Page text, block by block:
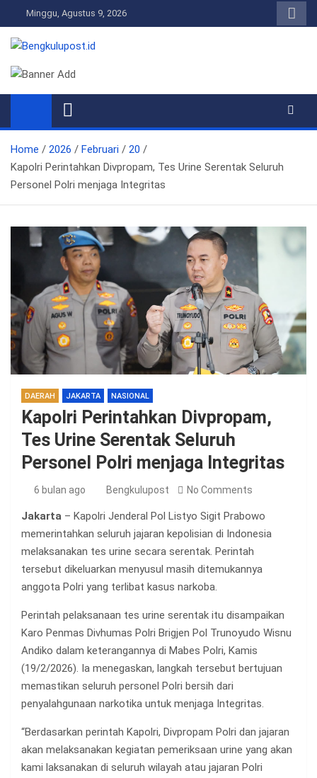
to
content
Minggu, Agustus 9, 2026
Bengkulupost.id
Bengkulupost
Home 2026 Februari
20
Kapolri Perintahkan Divpropam, Tes Urine Serentak Seluruh
Personel Polri menjaga Integritas
DAERAH JAKARTA NASIONAL
Kapolri Perintahkan Divpropam,
Tes Urine Serentak Seluruh
Personel Polri menjaga Integritas
6 bulan ago Bengkulupost No Comments
Jakarta – Kapolri Jenderal Pol Listyo Sigit Prabowo
memerintahkan seluruh jajaran kepolisian di Indonesia
melaksanakan tes urine secara serentak. Perintah
tersebut dikeluarkan menyusul masih ditemukannya
anggota Polri yang terlibat kasus narkoba.
Perintah pelaksanaan tes urine serentak itu disampaikan
Karo Penmas Divhumas Polri Brigjen Pol Trunoyudo Wisnu
Andiko dalam keterangannya di Mabes Polri, Kamis
(19/2/2026). Ia menegaskan, langkah tersebut bertujuan
memastikan seluruh personel Polri bersih dari
penyalahgunaan narkotika untuk menjaga Integritas.
“Berdasarkan perintah Kapolri, Divpropam Polri dan jajaran
akan melaksanakan kegiatan pemeriksaan urine yang akan
kami laksanakan di seluruh wilayah atau jajaran Polri